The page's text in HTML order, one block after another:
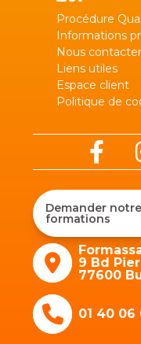
Procédure
Informations
Nous contacter
Liens utiles
Espace client
Politique de
Demander
formations
9 Bd
77600
01 40 06